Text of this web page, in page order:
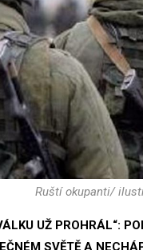
Ruští okupanti/
UŽ PROHRÁL“:
SVĚTĚ A